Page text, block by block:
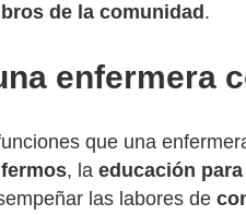
de la comunidad .
enfermera
que una
, la educación para
las labores de